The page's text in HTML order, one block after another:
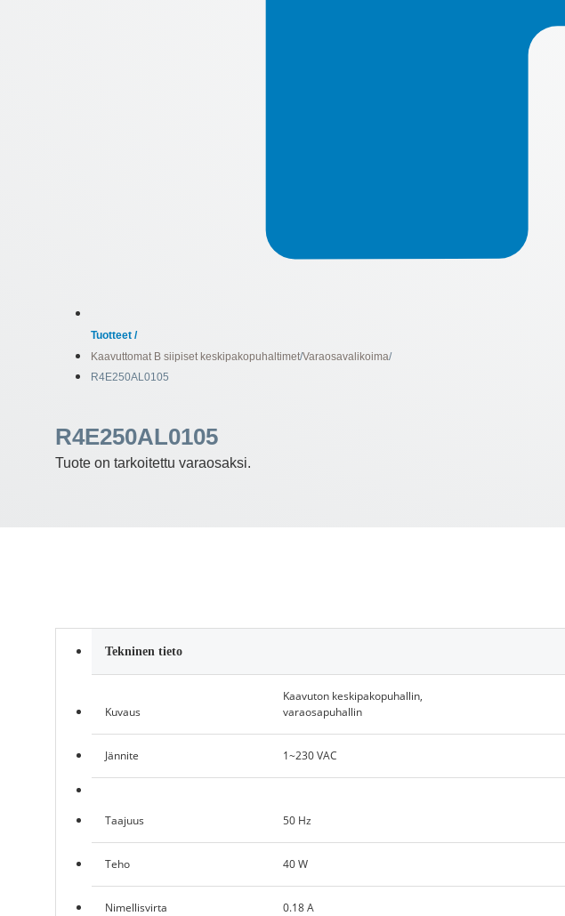
Tuotteet /
Kaavuttomat B siipiset keskipakopuhaltimet/Varaosavalikoima/
R4E250AL0105
R4E250AL0105
Tuote on tarkoitettu varaosaksi.
Tekninen tieto
Kuvaus
Kaavuton keskipakopuhallin,
varaosapuhallin
Jännite 1~230 VAC
Taajuus 50 Hz
Teho 40 W
Nimellisvirta 0.18 A